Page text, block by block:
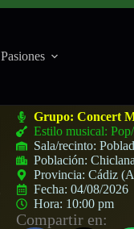
Pasiones
Grupo:Concert
Estilo musical:
Sala/recinto:
Población:
Provincia:Cádiz
Fecha:04/08/2026
Hora: 10:00 pm
Compartir en: